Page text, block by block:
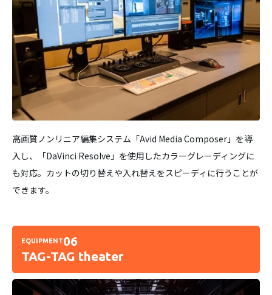
高画質ノンリニア編集システム「Avid Media Composer」を導
入し、「DaVinci Resolve」を使用したカラーグレーディングに
も対応。カットの切り替えや入れ替えをスピーディに行うことが
できます。
EQUIPMENT06
TAG-TAG theater